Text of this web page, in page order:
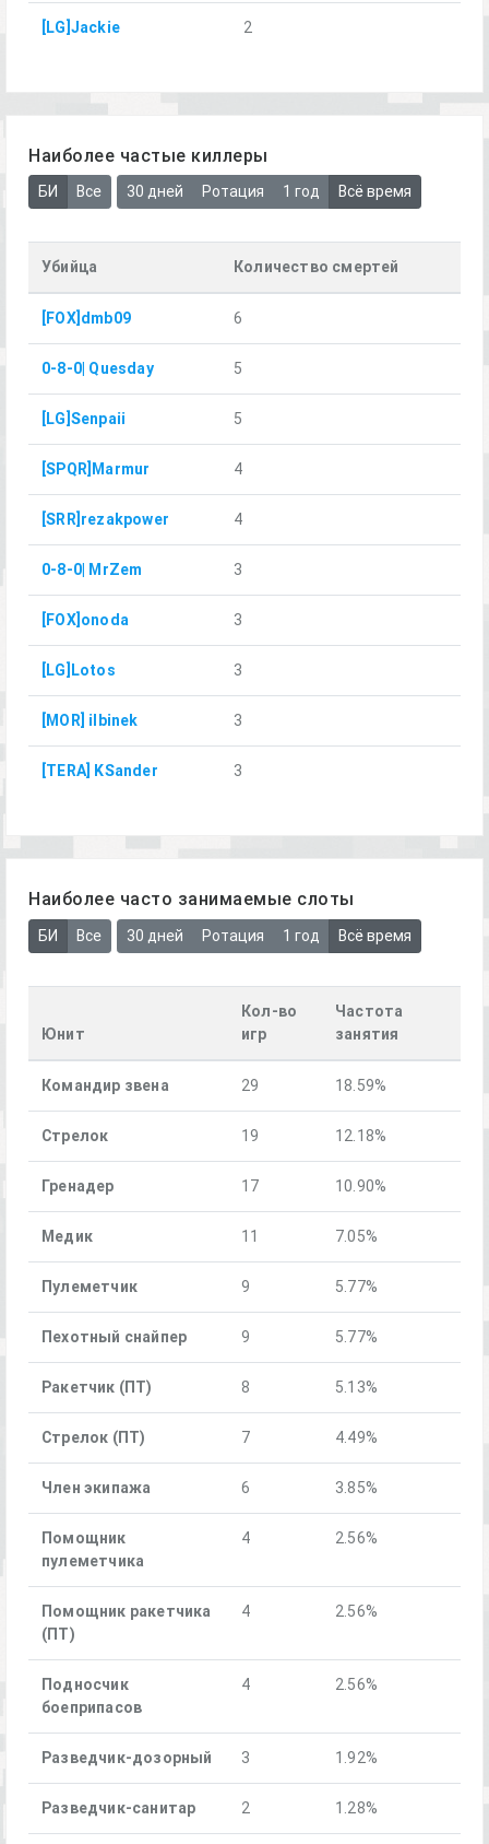
[LG]Jackie 2
Наиболее частые киллеры
БИ Все 30 дней Ротация 1 год Всё время
Убийца Количество смертей
[FOX]dmb09 6
0-8-0| Quesday 5
[LG]Senpaii 5
[SPQR]Marmur 4
[SRR]rezakpower 4
0-8-0| MrZem 3
[FOX]onoda 3
[LG]Lotos 3
[MOR] ilbinek 3
[TERA] KSander 3
Наиболее часто занимаемые слоты
БИ Все 30 дней Ротация 1 год Всё время
Юнит
Кол-во
игр
Частота
занятия
Командир звена 29 18.59%
Стрелок 19 12.18%
Гренадер 17 10.90%
Медик 11 7.05%
Пулеметчик 9 5.77%
Пехотный снайпер 9 5.77%
Ракетчик (ПТ) 8 5.13%
Стрелок (ПТ) 7 4.49%
Член экипажа 6 3.85%
Помощник
пулеметчика
4 2.56%
Помощник ракетчика
(ПТ)
4 2.56%
Подносчик
боеприпасов
4 2.56%
Разведчик-дозорный 3 1.92%
Разведчик-санитар 2 1.28%